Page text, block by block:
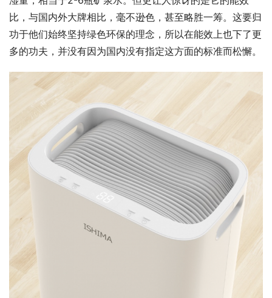
比，与国内外大牌相比，毫不逊色，甚至略胜一筹。这要归
功于他们始终坚持绿色环保的理念，所以在能效上也下了更
多的功夫，并没有因为国内没有指定这方面的标准而松懈。